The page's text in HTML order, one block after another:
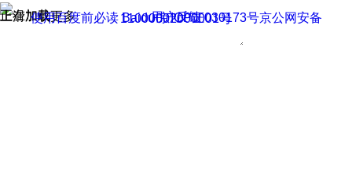
正在加载
上滑加载更多 用户反馈
使用百度前必读 Baidu 京ICP证030173号
京公网安备11000002000001号